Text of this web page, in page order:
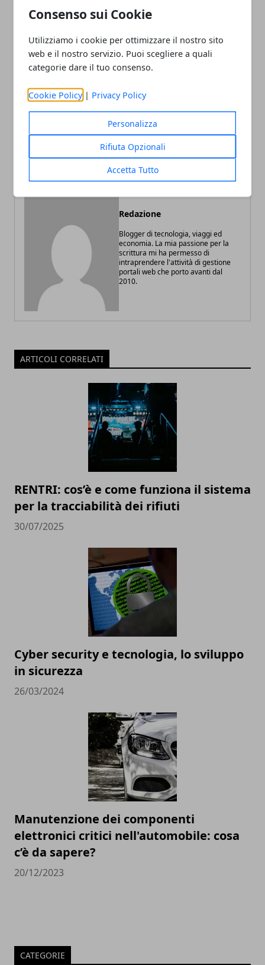
Consenso sui Cookie
Utilizziamo i cookie per ottimizzare il nostro sito
web e il nostro servizio. Puoi scegliere a quali
categorie dare il tuo consenso.
Cookie Policy | Privacy Policy
Personalizza
Rifiuta Opzionali
Accetta Tutto
Facebook
Twitter Whatsapp
Articolo Precedente
Come montare una tenda
Articolo Successivo
Presse a secco: che cosa
Redazione
Blogger di tecnologia, viaggi ed
economia. La mia passione per la
scrittura mi ha permesso di
intraprendere l'attività di gestione
portali web che porto avanti dal
2010.
ARTICOLI CORRELATI
RENTRI: cos’è e come funziona il sistema
per la tracciabilità dei rifiuti
30/07/2025
Cyber security e tecnologia, lo sviluppo
in sicurezza
26/03/2024
Manutenzione dei componenti
elettronici critici nell'automobile: cosa
c’è da sapere?
20/12/2023
CATEGORIE